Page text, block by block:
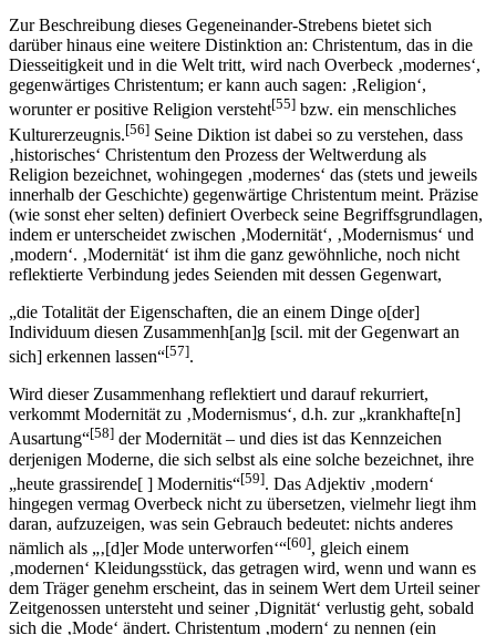
Zur Beschreibung dieses Gegeneinander-Strebens bietet sich
darüber hinaus eine weitere Distinktion an: Christentum, das in die
Diesseitigkeit und in die Welt tritt, wird nach Overbeck ‚modernes‘,
gegenwärtiges Christentum; er kann auch sagen: ‚Religion‘,
worunter er positive Religion versteht[55] bzw. ein menschliches
Kulturerzeugnis.[56] Seine Diktion ist dabei so zu verstehen, dass
‚historisches‘ Christentum den Prozess der Weltwerdung als
Religion bezeichnet, wohingegen ‚modernes‘ das (stets und jeweils
innerhalb der Geschichte) gegenwärtige Christentum meint. Präzise
(wie sonst eher selten) definiert Overbeck seine Begriffsgrundlagen,
indem er unterscheidet zwischen ‚Modernität‘, ‚Modernismus‘ und
‚modern‘. ‚Modernität‘ ist ihm die ganz gewöhnliche, noch nicht
reflektierte Verbindung jedes Seienden mit dessen Gegenwart,
„die Totalität der Eigenschaften, die an einem Dinge o[der]
Individuum diesen Zusammenh[an]g [scil. mit der Gegenwart an
sich] erkennen lassen“[57].
Wird dieser Zusammenhang reflektiert und darauf rekurriert,
verkommt Modernität zu ‚Modernismus‘, d.h. zur „krankhafte[n]
Ausartung“[58] der Modernität – und dies ist das Kennzeichen
derjenigen Moderne, die sich selbst als eine solche bezeichnet, ihre
„heute grassirende[ ] Modernitis“[59]. Das Adjektiv ‚modern‘
hingegen vermag Overbeck nicht zu übersetzen, vielmehr liegt ihm
daran, aufzuzeigen, was sein Gebrauch bedeutet: nichts anderes
nämlich als „‚[d]er Mode unterworfen‘“[60], gleich einem
‚modernen‘ Kleidungsstück, das getragen wird, wenn und wann es
dem Träger genehm erscheint, das in seinem Wert dem Urteil seiner
Zeitgenossen untersteht und seiner ‚Dignität‘ verlustig geht, sobald
sich die ‚Mode‘ ändert. Christentum ‚modern‘ zu nennen (ein